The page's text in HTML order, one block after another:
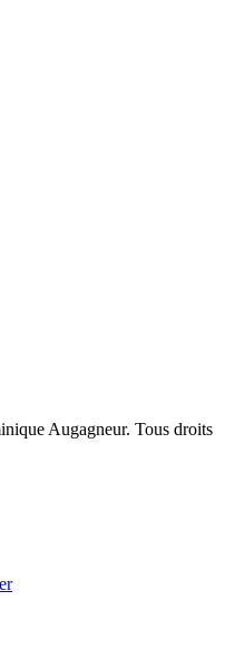
Augagneur. Tous droits